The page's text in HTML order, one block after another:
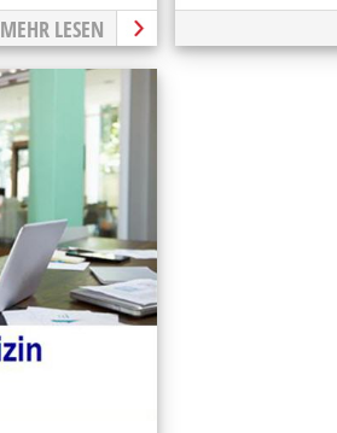
MEHR LESEN